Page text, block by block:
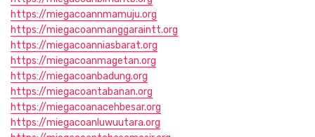
https://miegacoannmamuju.org
https://miegacoanmanggaraintt.org
https://miegacoanniasbarat.org
https://miegacoanmagetan.org
https://miegacoanbadung.org
https://miegacoantabanan.org
https://miegacoanacehbesar.org
https://miegacoanluwuutara.org